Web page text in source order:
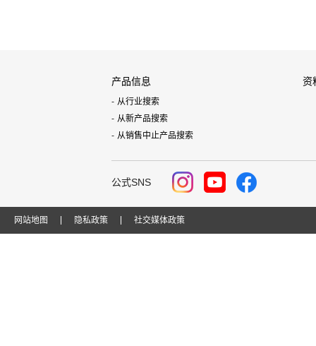
产品信息
从行业搜索
从新产品搜索
从销售中止产品搜索
资
公式SNS
网站地图 隐私政策 社交媒体政策